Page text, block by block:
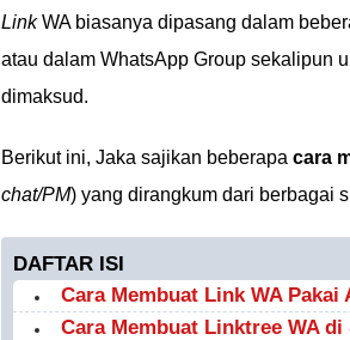
LinkWA biasanya dipasang dalam
atau dalam WhatsApp Group sekalipun
dimaksud.
Berikut ini, Jaka sajikan beberapa cara
chat/PM) yang dirangkum dari berbagai
DAFTAR ISI
Cara Membuat Link WA Pakai
Cara Membuat Linktree WA di